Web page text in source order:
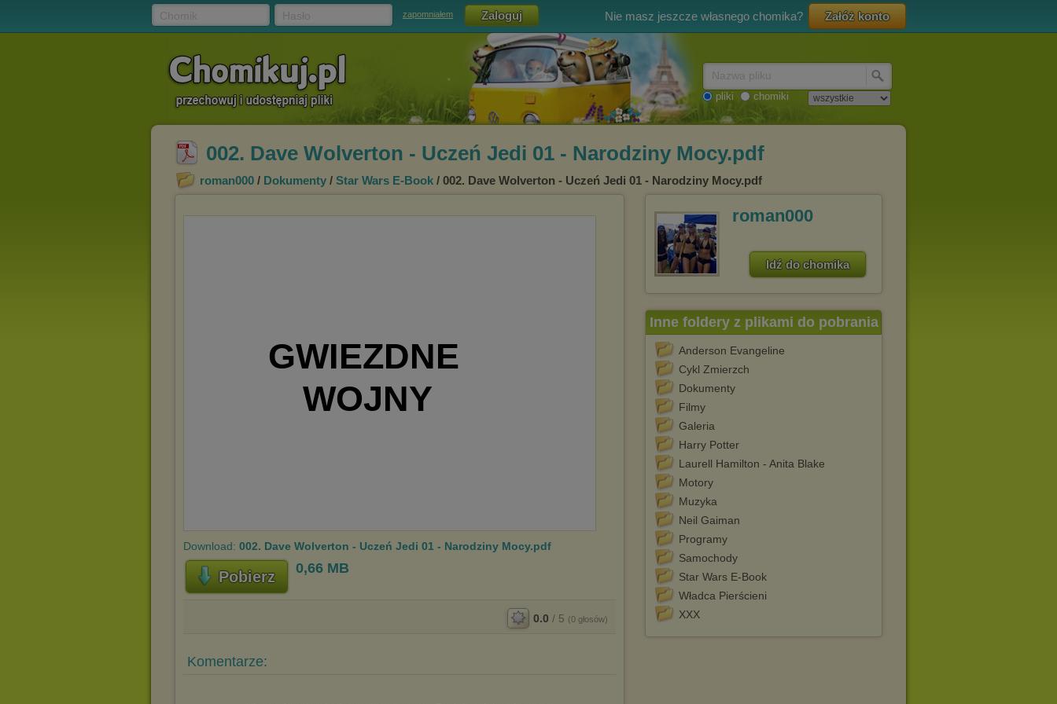
zapomniałem Nie masz jeszcze własnego chomika? Załóż konto
pliki chomiki
002. Dave Wolverton - Uczeń Jedi 01 - Narodziny Mocy.pdf
roman000 / Dokumenty / Star Wars E-Book / 002. Dave Wolverton - Uczeń Jedi 01 - Narodziny Mocy.pdf
Download: 002. Dave Wolverton - Uczeń Jedi 01 - Narodziny Mocy.pdf
Pobierz 0,66 MB
0.0 / 5 (0 głosów)
Komentarze:
roman000
Idź do chomika
Inne foldery z plikami do pobrania
Anderson Evangeline
Cykl Zmierzch
Dokumenty
Filmy
Galeria
Harry Potter
Laurell Hamilton - Anita Blake
Motory
Muzyka
Neil Gaiman
Programy
Samochody
Star Wars E-Book
Władca Pierścieni
XXX